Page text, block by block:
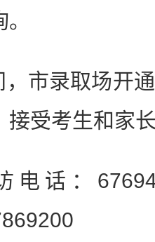
录取场开通
接受考生和家
：